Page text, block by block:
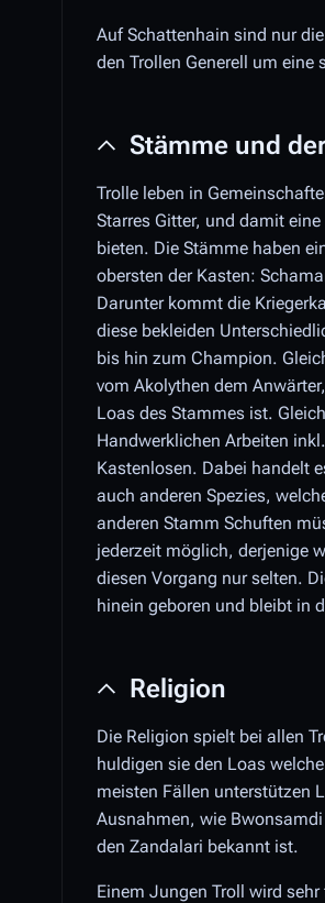
Auf Schattenhain sind nur
den Trollen Generell um eine
Stämme und
Trolle leben in
Starres Gitter, und damit
bieten. Die Stämme haben
obersten der Kasten:
Darunter kommt die
diese bekleiden
bis hin zum Champion.
vom Akolythen dem
Loas des Stammes ist.
Handwerklichen Arbeiten
Kastenlosen. Dabei handelt
auch anderen Spezies,
anderen Stamm Schuften
jederzeit möglich, derjenige
diesen Vorgang nur selten.
hinein geboren und bleibt in
Religion
Die Religion spielt bei allen
huldigen sie den Loas
meisten Fällen unterstützen
Ausnahmen, wie
den Zandalari bekannt ist.
Einem Jungen Troll wird